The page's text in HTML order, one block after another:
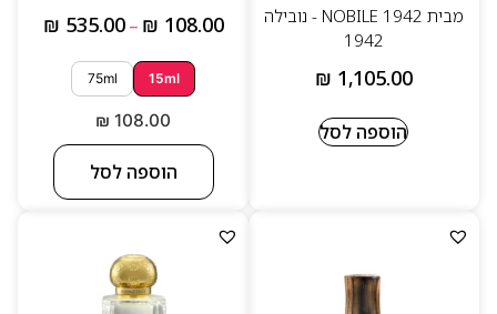
מבית NOBILE 1942 - נובילה
1942
₪ 1,105.00
הוספה לסל
₪ 108.00
–
₪ 535.00
15ml
75ml
₪ 108.00
הוספה לסל